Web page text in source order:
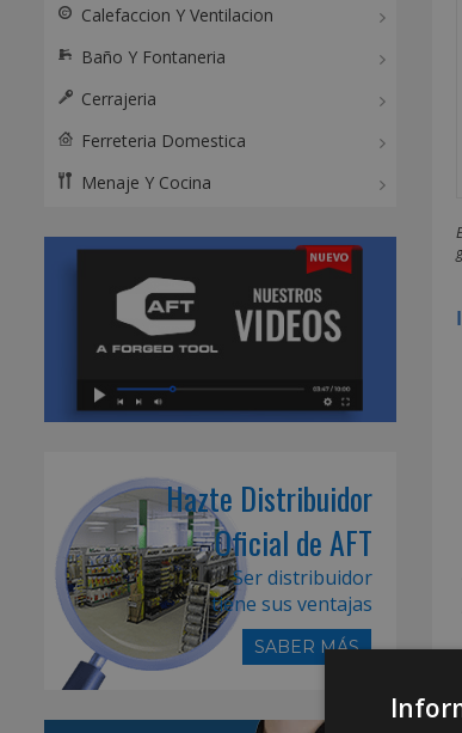
Calefaccion Y Ventilacion
Baño Y Fontaneria
Cerrajeria
Ferreteria Domestica
Menaje Y Cocina
Hazte Distribuidor
Oficial de AFT
Ser distribuidor
tiene sus ventajas
SABER MÁS